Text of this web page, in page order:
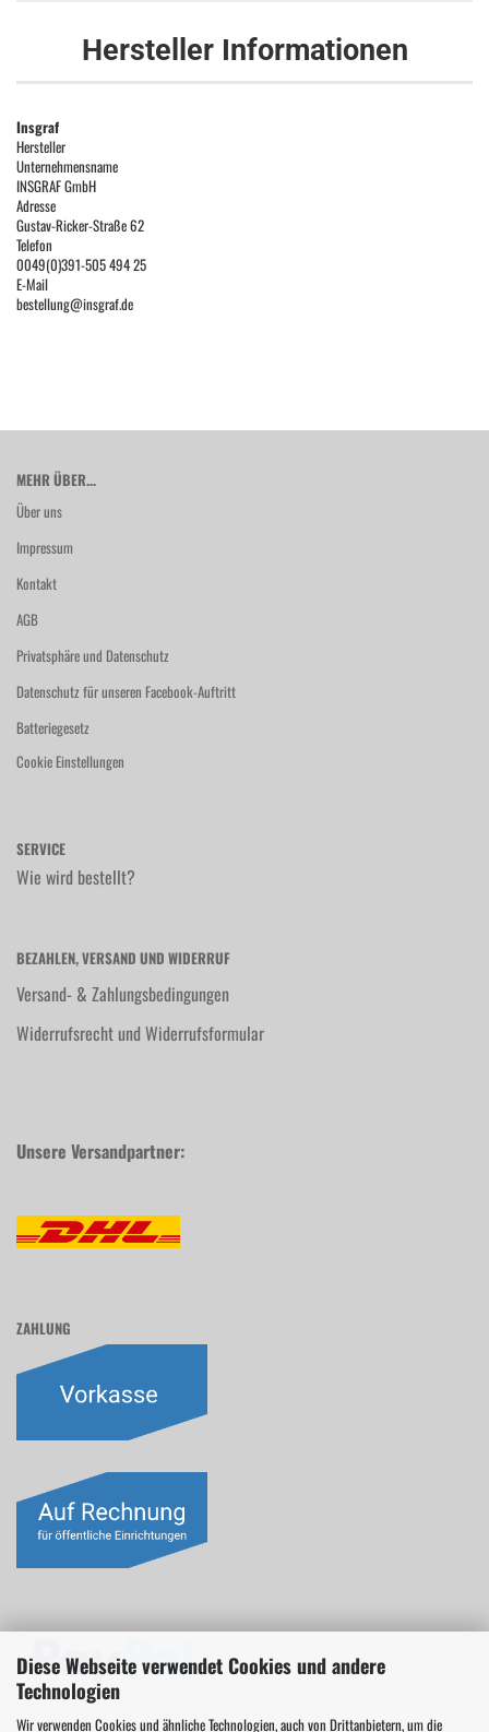
Diese Webseite verwendet Cookies und andere
Technologien
Wir verwenden Cookies und ähnliche Technologien, auch von Drittanbietern, um die
Hersteller Informationen
Insgraf
Hersteller
Unternehmensname
INSGRAF GmbH
Adresse
Gustav-Ricker-Straße 62
Telefon
0049(0)391-505 494 25
E-Mail
bestellung@insgraf.de
MEHR ÜBER...
Über uns
Impressum
Kontakt
AGB
Privatsphäre und Datenschutz
Datenschutz für unseren Facebook-Auftritt
Batteriegesetz
Cookie Einstellungen
SERVICE
Wie wird bestellt?
BEZAHLEN, VERSAND UND WIDERRUF
Versand- & Zahlungsbedingungen
Widerrufsrecht und Widerrufsformular
Unsere Versandpartner:
ZAHLUNG